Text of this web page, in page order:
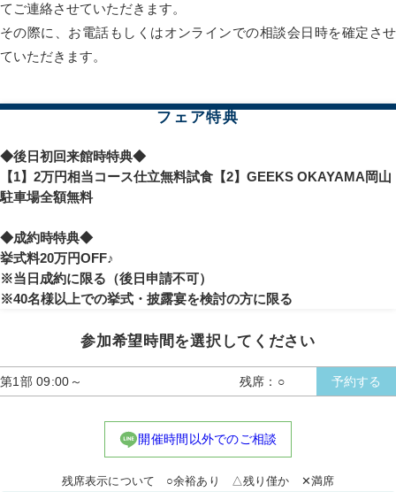
てご連絡させていただきます。
その際に、お電話もしくはオンラインでの相談会日時を確定させ
ていただきます。
フェア特典
◆後日初回来館時特典◆
【1】2万円相当コース仕立無料試食【2】GEEKS OKAYAMA岡山
駐車場全額無料
◆成約時特典◆
挙式料20万円OFF♪
※当日成約に限る（後日申請不可）
※40名様以上での挙式・披露宴を検討の方に限る
参加希望時間を選択してください
第1部 09:00～ 残席：○ 予約する
開催時間以外でのご相談
残席表示について ○余裕あり △残り僅か ✕満席